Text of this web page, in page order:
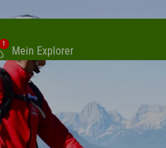
1
Mein Explorer